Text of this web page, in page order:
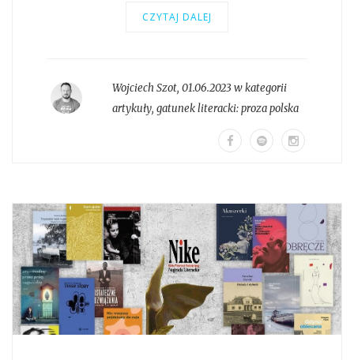
CZYTAJ DALEJ
Wojciech Szot, 01.06.2023 w kategorii
artykuły, gatunek literacki:proza polska